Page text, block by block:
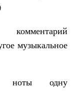
музыкальное
ноты одну